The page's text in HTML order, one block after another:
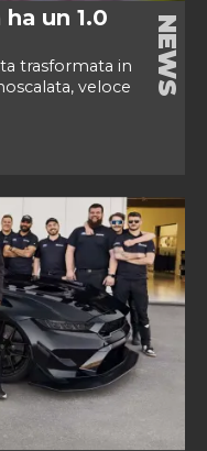
un 1.0
trasformata in
veloce
NEWS